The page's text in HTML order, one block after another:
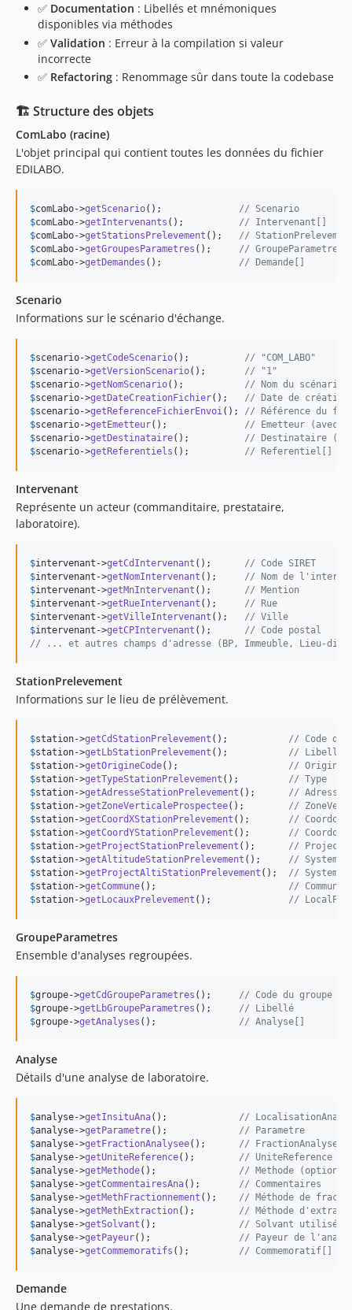
✅ Documentation : Libellés et mnémoniques
disponibles via méthodes
✅ Validation : Erreur à la compilation si valeur
incorrecte
✅ Refactoring : Renommage sûr dans toute la codebase
🏗️ Structure des objets
ComLabo (racine)
L'objet principal qui contient toutes les données du fichier
EDILABO.
$comLabo->getScenario(); // Scenario
$comLabo->getIntervenants (); // Intervenant[]
$comLabo->getStationsPrelevement (); //
$comLabo->getGroupesParametres (); //
$comLabo->getDemandes (); // Demande[]
Scenario
Informations sur le scénario d'échange.
$scenario->getCodeScenario(); // "COM_LABO"
$scenario->getVersionScenario(); // "1"
$scenario->getNomScenario(); // Nom du scénario
$scenario->getDateCreationFichier(); // Date de création
$scenario->getReferenceFichierEnvoi(); // Référence du
$scenario->getEmetteur(); // Emetteur (avec
$scenario->getDestinataire(); // Destinataire
$scenario->getReferentiels (); // Referentiel[] -
Intervenant
Représente un acteur (commanditaire, prestataire,
laboratoire).
$intervenant ->getCdIntervenant (); // Code SIRET
$intervenant ->getNomIntervenant (); // Nom de
$intervenant ->getMnIntervenant (); // Mention
$intervenant ->getRueIntervenant (); // Rue
$intervenant ->getVilleIntervenant (); // Ville
$intervenant ->getCPIntervenant (); // Code postal
// ... et autres champs d'adresse (BP, Immeuble, Lieu-dit,
StationPrelevement
Informations sur le lieu de prélèvement.
$station->getCdStationPrelevement (); // Code de
$station->getLbStationPrelevement (); // Libellé
$station->getOrigineCode(); //
$station->getTypeStationPrelevement (); // Type
$station->getAdresseStationPrelevement (); // Adresse
$station->getZoneVerticaleProspectee(); //
$station->getCoordXStationPrelevement (); //
$station->getCoordYStationPrelevement (); //
$station->getProjectStationPrelevement (); //
$station->getAltitudeStationPrelevement (); //
$station->getProjectAltiStationPrelevement (); //
$station->getCommune(); // Commune
$station->getLocauxPrelevement (); //
GroupeParametres
Ensemble d'analyses regroupées.
$groupe->getCdGroupeParametres (); // Code du groupe
$groupe->getLbGroupeParametres (); // Libellé
$groupe->getAnalyses (); // Analyse[]
Analyse
Détails d'une analyse de laboratoire.
$analyse->getInsituAna(); // LocalisationAnalyse
$analyse->getParametre(); // Parametre
$analyse->getFractionAnalysee(); // FractionAnalysee
$analyse->getUniteReference(); // UniteReference
$analyse->getMethode(); // Methode
$analyse->getCommentairesAna(); // Commentaires
$analyse->getMethFractionnement (); // Méthode de
$analyse->getMethExtraction(); // Méthode
$analyse->getSolvant (); // Solvant utilisé
$analyse->getPayeur(); // Payeur de
$analyse->getCommemoratifs (); // Commemoratif[]
Demande
Une demande de prestations.